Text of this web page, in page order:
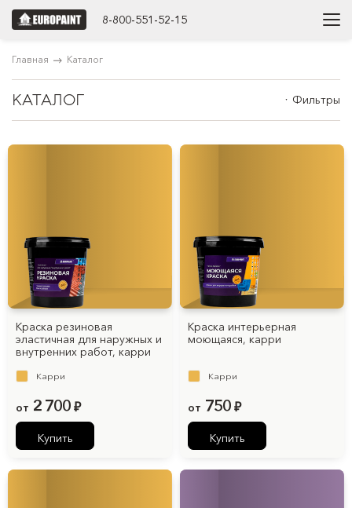
8-800-551-52-15
Главная Каталог
КАТАЛОГ Фильтры
Краска резиновая
эластичная для наружных и
внутренних работ, карри
Карри
от 2 700 ₽
Купить
Краска интерьерная
моющаяся, карри
Карри
от 750 ₽
Купить